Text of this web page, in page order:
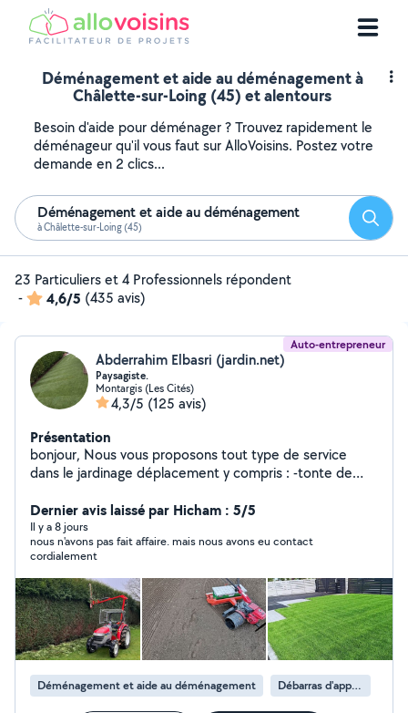
Déménagement et aide au déménagement à
Châlette-sur-Loing (45) et alentours
Besoin d'aide pour déménager ? Trouvez rapidement le
déménageur qu'il vous faut sur AlloVoisins. Postez votre
demande en 2 clics...
Déménagement et aide au déménagement
à Châlette-sur-Loing (45)
23 Particuliers et 4 Professionnels répondent
-
4,6/5 (435 avis)
Auto-entrepreneur
Abderrahim Elbasri (jardin.net)
Paysagiste.
Montargis (Les Cités)
4,3/5 (125 avis)
Présentation
bonjour, Nous vous proposons tout type de service
dans le jardinage déplacement y compris : -tonte de
massifs -plantation massifs et arbustes -desherbage
Dernier avis laissé par Hicham : 5/5
Il y a 8 jours
nous n'avons pas fait affaire. mais nous avons eu contact
cordialement
Déménagement et aide au déménagement Débarras d'appartement